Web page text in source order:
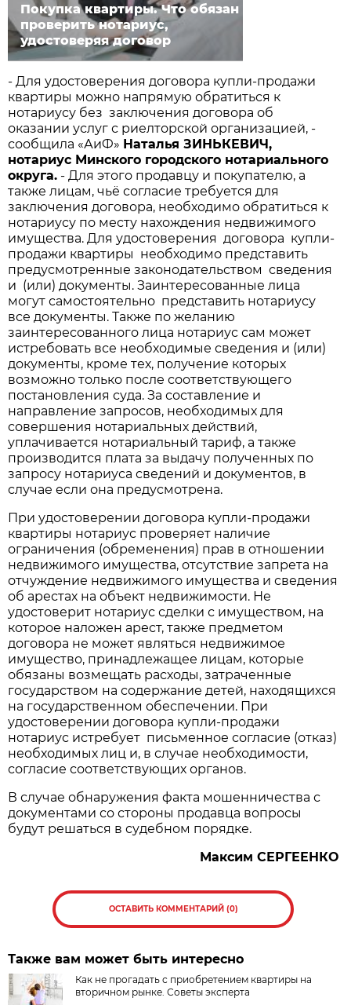
Покупка квартиры. Что обязан
проверить нотариус,
удостоверяя договор
- Для удостоверения договора купли-продажи
квартиры можно напрямую обратиться к
нотариусу без заключения договора об
оказании услуг с риелторской организацией, -
сообщила «АиФ» Наталья ЗИНЬКЕВИЧ,
нотариус Минского городского нотариального
округа. - Для этого продавцу и покупателю, а
также лицам, чьё согласие требуется для
заключения договора, необходимо обратиться к
нотариусу по месту нахождения недвижимого
имущества. Для удостоверения договора купли-
продажи квартиры необходимо представить
предусмотренные законодательством сведения
и (или) документы. Заинтересованные лица
могут самостоятельно представить нотариусу
все документы. Также по желанию
заинтересованного лица нотариус сам может
истребовать все необходимые сведения и (или)
документы, кроме тех, получение которых
возможно только после соответствующего
постановления суда. За составление и
направление запросов, необходимых для
совершения нотариальных действий,
уплачивается нотариальный тариф, а также
производится плата за выдачу полученных по
запросу нотариуса сведений и документов, в
случае если она предусмотрена.
При удостоверении договора купли-продажи
квартиры нотариус проверяет наличие
ограничения (обременения) прав в отношении
недвижимого имущества, отсутствие запрета на
отчуждение недвижимого имущества и сведения
об арестах на объект недвижимости. Не
удостоверит нотариус сделки с имуществом, на
которое наложен арест, также предметом
договора не может являться недвижимое
имущество, принадлежащее лицам, которые
обязаны возмещать расходы, затраченные
государством на содержание детей, находящихся
на государственном обеспечении. При
удостоверении договора купли-продажи
нотариус истребует письменное согласие (отказ)
необходимых лиц и, в случае необходимости,
согласие соответствующих органов.
В случае обнаружения факта мошенничества с
документами со стороны продавца вопросы
будут решаться в судебном порядке.
Максим СЕРГЕЕНКО
ОСТАВИТЬ КОММЕНТАРИЙ (0)
Также вам может быть интересно
Как не прогадать с приобретением квартиры на
вторичном рынке. Советы эксперта